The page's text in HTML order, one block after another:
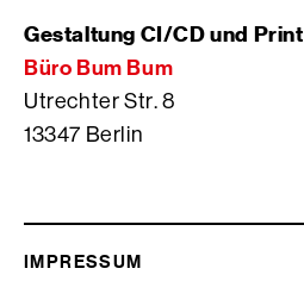
Gestaltung CI/CD und Print
Büro Bum Bum
Utrechter Str. 8
13347 Berlin
IMPRESSUM